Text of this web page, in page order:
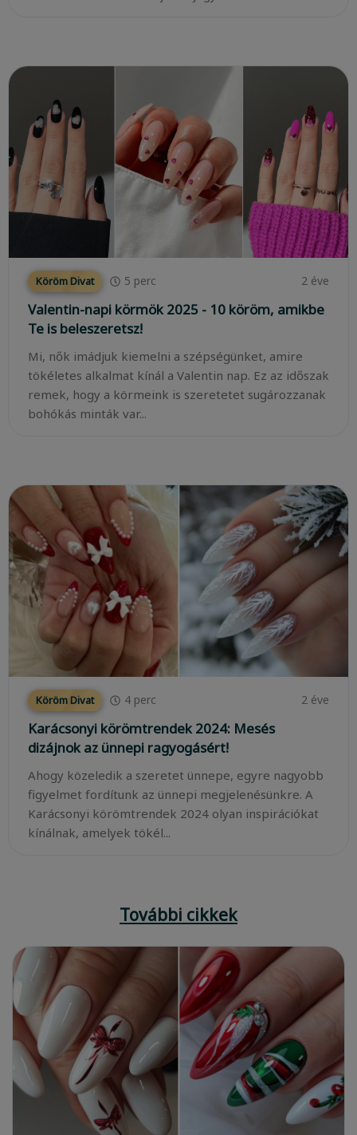
Köröm Divat 5 perc 2 éve
Valentin-napi körmök 2025 - 10 köröm, amikbe
Te is beleszeretsz!
Mi, nők imádjuk kiemelni a szépségünket, amire
tökéletes alkalmat kínál a Valentin nap. Ez az időszak
remek, hogy a körmeink is szeretetet sugározzanak
bohókás minták var...
Köröm Divat 4 perc 2 éve
Karácsonyi körömtrendek 2024: Mesés
dizájnok az ünnepi ragyogásért!
Ahogy közeledik a szeretet ünnepe, egyre nagyobb
figyelmet fordítunk az ünnepi megjelenésünkre. A
Karácsonyi körömtrendek 2024 olyan inspirációkat
kínálnak, amelyek tökél...
További cikkek